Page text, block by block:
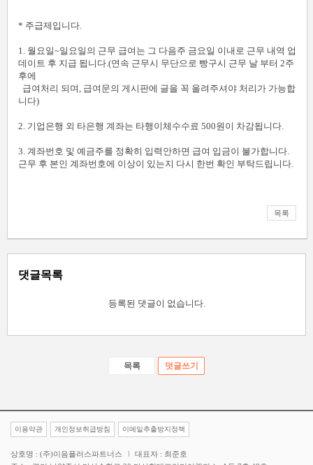
* 주급제입니다.
1. 월요일~일요일의 근무 급여는 그 다음주 금요일 이내로 근무 내역 업
데이트 후 지급 됩니다.(연속 근무시 무단으로 빵구시 근무 날 부터 2주
후에
급여처리 되며, 급여문의 게시판에 글을 꼭 올려주셔야 처리가 가능합
니다)
2. 기업은행 외 타은행 계좌는 타행이체수수료 500원이 차감됩니다.
3. 계좌번호 및 예금주를 정확히 입력안하면 급여 입금이 불가합니다.
근무 후 본인 계좌번호에 이상이 있는지 다시 한번 확인 부탁드립니다.
목록
댓글목록
등록된 댓글이 없습니다.
목록 덧글쓰기
이용약관 개인정보취급방침 이메일추출방지정책
상호명 : (주)이음플러스파트너스
대표자 : 최준호